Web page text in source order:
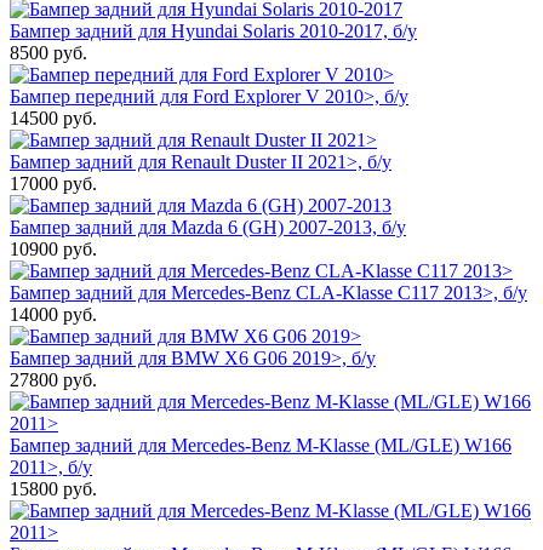
Бампер задний для Hyundai Solaris 2010-2017, б/у
8500 руб.
Бампер передний для Ford Explorer V 2010>, б/у
14500 руб.
Бампер задний для Renault Duster II 2021>, б/у
17000 руб.
Бампер задний для Mazda 6 (GH) 2007-2013, б/у
10900 руб.
Бампер задний для Mercedes-Benz CLA-Klasse C117 2013>, б/у
14000 руб.
Бампер задний для BMW X6 G06 2019>, б/у
27800 руб.
Бампер задний для Mercedes-Benz M-Klasse (ML/GLE) W166
2011>, б/у
15800 руб.